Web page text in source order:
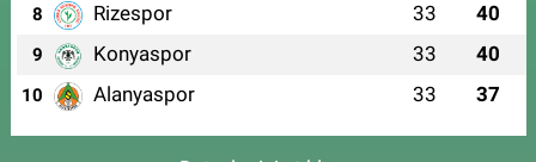
8 Rizespor 33 40
9 Konyaspor 33 40
10 Alanyaspor 33 37